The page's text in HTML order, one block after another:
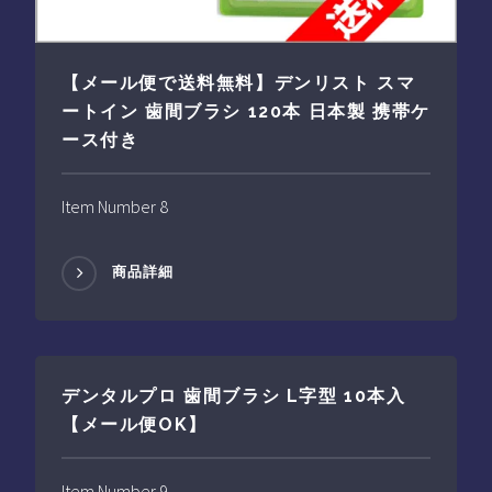
【メール便で送料無料】デンリスト スマ
ートイン 歯間ブラシ 120本 日本製 携帯ケ
ース付き
Item Number 8
商品詳細
デンタルプロ 歯間ブラシ L字型 10本入
【メール便OK】